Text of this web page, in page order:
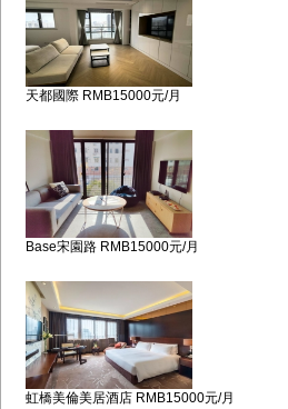
天都國際 RMB15000元/月
Base宋園路 RMB15000元/月
虹橋美倫美居酒店 RMB15000元/月